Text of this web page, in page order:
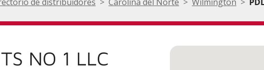
NO 1 LLC